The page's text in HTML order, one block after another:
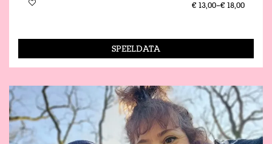
€ 13,00–€ 18,00
SPEELDATA